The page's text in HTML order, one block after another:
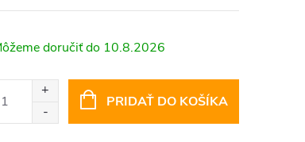
10.8.2026
PRIDAŤ DO KOŠÍKA